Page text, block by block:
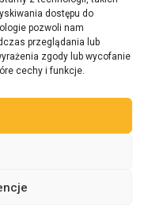
dostępu do
pozwoli nam
przeglądania lub
zgody lub wycofanie
cechy i funkcje.